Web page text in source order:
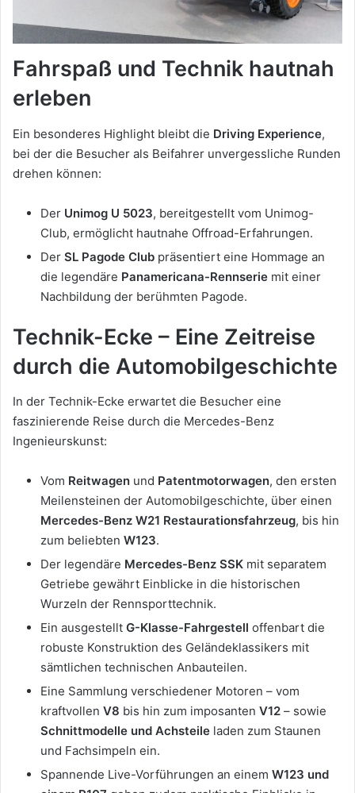
Fahrspaß und Technik hautnah
erleben
Ein besonderes Highlight bleibt die Driving Experience,
bei der die Besucher als Beifahrer unvergessliche Runden
drehen können:
Der Unimog U 5023, bereitgestellt vom Unimog-
Club, ermöglicht hautnahe Offroad-Erfahrungen.
Der SL Pagode Club präsentiert eine Hommage an
die legendäre Panamericana-Rennserie mit einer
Nachbildung der berühmten Pagode.
Technik-Ecke – Eine Zeitreise
durch die Automobilgeschichte
In der Technik-Ecke erwartet die Besucher eine
faszinierende Reise durch die Mercedes-Benz
Ingenieurskunst:
Vom Reitwagen und Patentmotorwagen, den ersten
Meilensteinen der Automobilgeschichte, über einen
Mercedes-Benz W21 Restaurationsfahrzeug, bis hin
zum beliebten W123.
Der legendäre Mercedes-Benz SSK mit separatem
Getriebe gewährt Einblicke in die historischen
Wurzeln der Rennsporttechnik.
Ein ausgestellt G-Klasse-Fahrgestell offenbart die
robuste Konstruktion des Geländeklassikers mit
sämtlichen technischen Anbauteilen.
Eine Sammlung verschiedener Motoren – vom
kraftvollen V8 bis hin zum imposanten V12 – sowie
Schnittmodelle und Achsteile laden zum Staunen
und Fachsimpeln ein.
Spannende Live-Vorführungen an einem W123 und